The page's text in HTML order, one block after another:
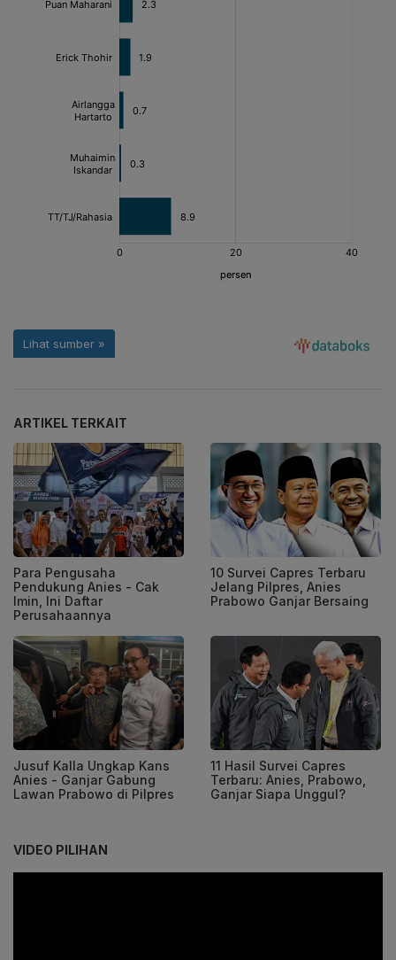
ARTIKEL TERKAIT
Para Pengusaha
Pendukung Anies - Cak
Imin, Ini Daftar
Perusahaannya
10 Survei Capres Terbaru
Jelang Pilpres, Anies
Prabowo Ganjar Bersaing
Jusuf Kalla Ungkap Kans
Anies - Ganjar Gabung
Lawan Prabowo di Pilpres
11 Hasil Survei Capres
Terbaru: Anies, Prabowo,
Ganjar Siapa Unggul?
VIDEO PILIHAN